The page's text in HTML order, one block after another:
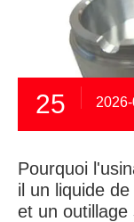
25
Pourquoi
il un liquide
et un outillage